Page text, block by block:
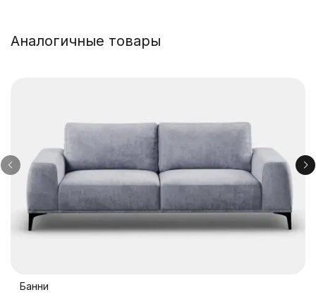
Аналогичные товары
Банни